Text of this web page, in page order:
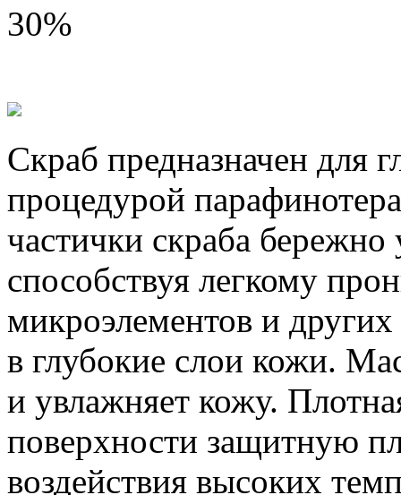
30%
Скраб предназначен для
процедурой
частички скраба
способствуя легкому
микроэлементов и
в глубокие слои кожи.
и увлажняет кожу.
поверхности защитную
воздействия высоких